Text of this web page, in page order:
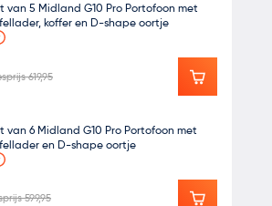
van 5 Midland G10 Pro Portofoon met
koffer en D-shape oortje
619,95
van 6 Midland G10 Pro Portofoon met
en D-shape oortje
599,95